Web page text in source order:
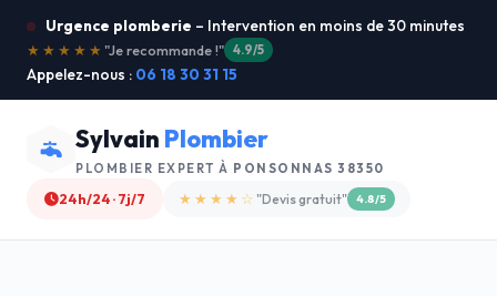
Urgence plomberie – Intervention en moins de 30 minutes
★★★★★"Service ultra rapide !" 5.0/5
Appelez-nous : 06 18 30 31 15
Sylvain Plombier
PLOMBIER EXPERT À PONSONNAS 38350
24h/24 · 7j/7 ★★★★☆ "Devis gratuit" 4.8/5